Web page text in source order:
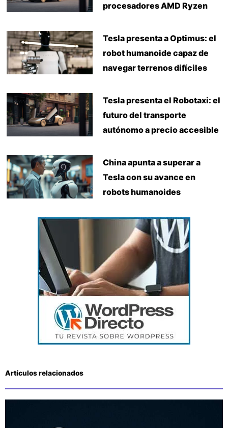
procesadores AMD Ryzen
Tesla presenta a Optimus: el
robot humanoide capaz de
navegar terrenos difíciles
Tesla presenta el Robotaxi: el
futuro del transporte
autónomo a precio accesible
China apunta a superar a
Tesla con su avance en
robots humanoides
Artículos relacionados